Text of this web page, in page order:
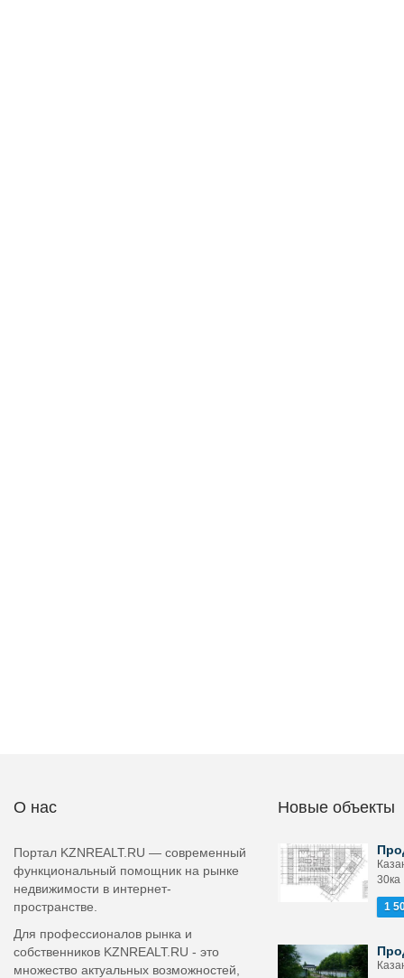
О нас
Портал KZNREALT.RU — современный
функциональный помощник на рынке
недвижимости в интернет-
пространстве.
Для профессионалов рынка и
собственников KZNREALT.RU - это
множество актуальных возможностей,
Новые объекты
30ка
1